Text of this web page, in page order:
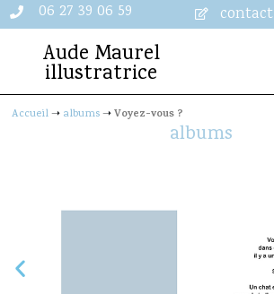
06 27 39 06 59 contact
Aude Maurel
illustratrice
Accueil➝ albums➝Voyez-vous ?
albums